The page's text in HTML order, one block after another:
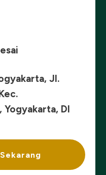
Jl.
Yogyakarta, DI